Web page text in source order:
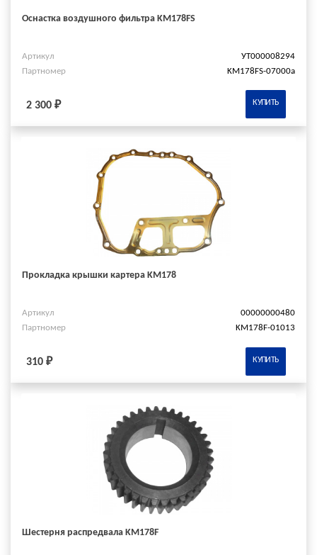
Оснастка воздушного фильтра KM178FS
Артикул
УТ000008294
Партномер
KM178FS-07000a
2 300 ₽ КУПИТЬ
Прокладка крышки картера KM178
Артикул
00000000480
Партномер
KM178F-01013
310 ₽ КУПИТЬ
Шестерня распредвала KM178F